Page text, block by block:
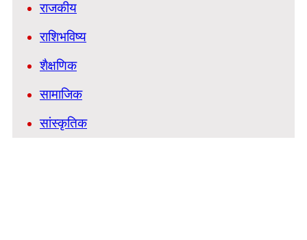
राजकीय
राशिभविष्य
शैक्षणिक
सामाजिक
सांस्कृतिक